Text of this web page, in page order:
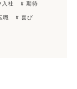
入社 # 期待
職 # 喜び